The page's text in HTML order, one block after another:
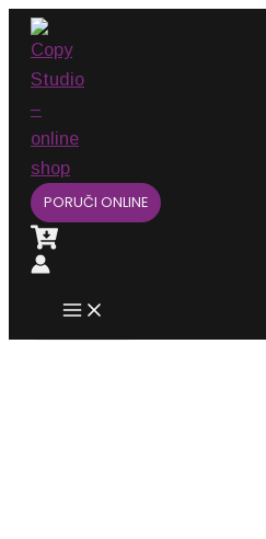
Pređi
sadržaj
PORUČI ONLINE
Main